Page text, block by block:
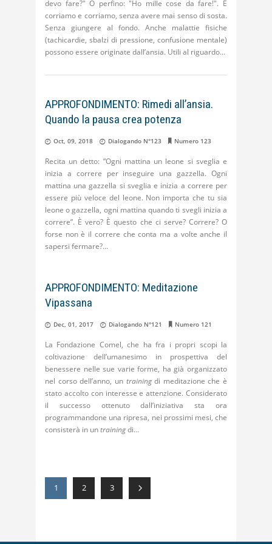
devo fare?" O perfino: "Ho mille cose da fare!". E
corriamo e corriamo, senza avere mai senso di sosta.
Senza giungere al fondo. Anche malattie fisiche
(tachicardie, sbalzi di pressione, confusione mentale)
possono essere originate dall’ansia. Utili al riguardo
APPROFONDIMENTO: Rimedi all’ansia.
Quando la pausa crea potenza
Oct, 09, 2018 Dialogando N°123 Numero 123
Recita un detto: “Ogni mattina un leone si sveglia e
inizia a correre per inseguire una gazzella. Ogni
mattina una gazzella si sveglia e inizia a correre per
essere più veloce del leone. Non importa che tu sia
leone o gazzella, ogni mattina quando ti svegli inizia a
correre”. È vero? È questo che ci serve? Correre? O
forse non è il correre che conta ma a volte anche il
sapersi fermare?
APPROFONDIMENTO: Meditazione
Vipassana
Dec, 01, 2017 Dialogando N°121 Numero 121
La Fondazione Comel, che ha fra i propri scopi la
coltivazione dell’umanesimo in prospettiva del
benessere nelle sue varie forme, ha già organizzato
nel corso dell’anno, un trainingdi meditazione che è
stato accolto con interesse e attenzione. Considerato
il successo ottenuto dall’iniziativa sta ora
programmandone una ripresa, nei prossimi mesi, che
consisterà in untrainingdi
1 2 3